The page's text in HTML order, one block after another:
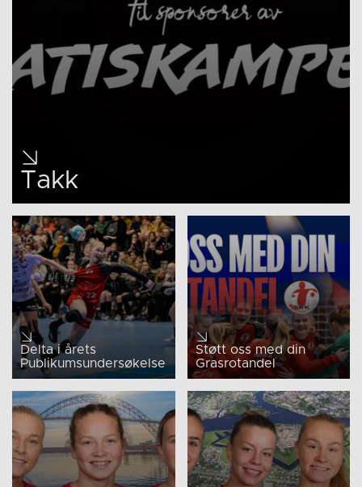
Takk
Delta i årets
Publikumsundersøkelse
Støtt oss med din
Grasrotandel